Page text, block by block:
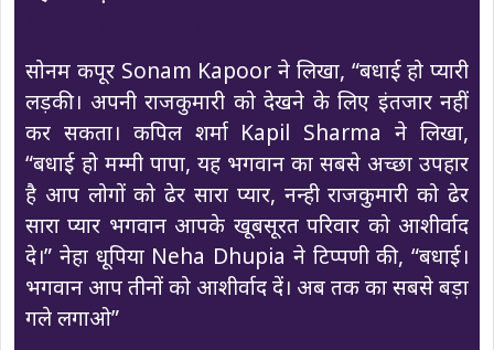
सोनम कपूर Sonam Kapoor ने लिखा, “बधाई हो प्यारी
लड़की। अपनी राजकुमारी को देखने के लिए इंतजार नहीं
कर सकता। कपिल शर्मा Kapil Sharma ने लिखा,
“बधाई हो मम्मी पापा, यह भगवान का सबसे अच्छा उपहार
है आप लोगों को ढेर सारा प्यार, नन्ही राजकुमारी को ढेर
सारा प्यार भगवान आपके खूबसूरत परिवार को आशीर्वाद
दे।” नेहा धूपिया Neha Dhupia ने टिप्पणी की, “बधाई।
भगवान आप तीनों को आशीर्वाद दें। अब तक का सबसे बड़ा
गले लगाओ”